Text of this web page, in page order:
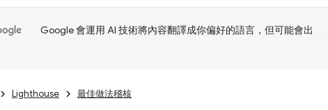
Google 會運用 AI 技術將內容翻譯成你偏好的語言，但可能會出
Lighthouse 最佳做法稽核